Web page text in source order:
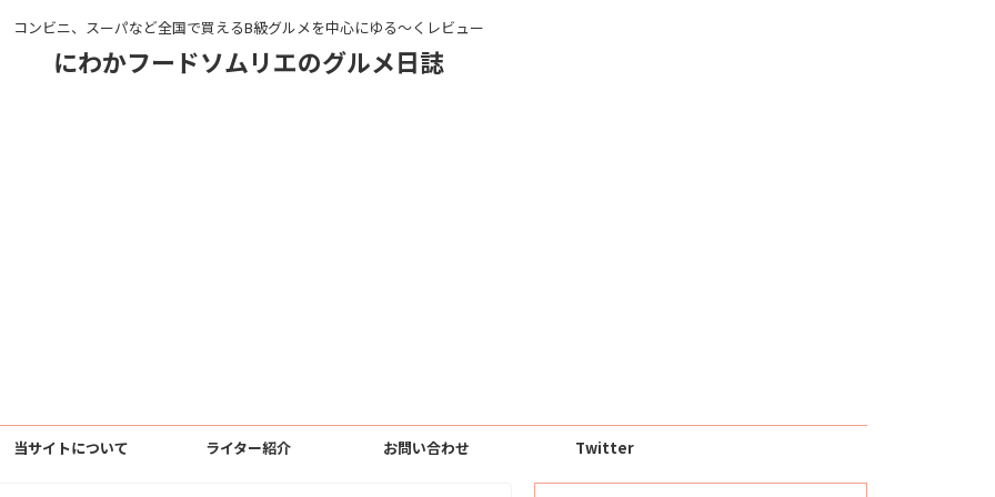
コンビニ、スーパなど全国で買えるB級グルメを中心にゆる〜くレビュー
にわかフードソムリエのグルメ日誌
当サイトについて ライター紹介 お問い合わせ Twitter